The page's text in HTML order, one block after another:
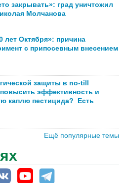
закрывать»: град уничтожил
Молчанова
лет Октября»: причина
с припосевным внесением
защиты в no-till
эффективность и
каплю пестицида? Есть
Ещё популярные темы